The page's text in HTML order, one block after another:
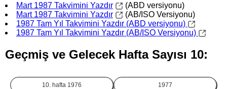
Mart 1987 Takvimini Yazdır
(ABD versiyonu)
Mart 1987 Takvimini Yazdır
(AB/ISO Versiyonu)
1987 Tam Yıl Takvimini Yazdır (ABD versiyonu)
1987 Tam Yıl Takvimini Yazdır (AB/ISO Versiyonu)
Geçmiş ve Gelecek Hafta Sayısı 10:
10. hafta 1976 1977